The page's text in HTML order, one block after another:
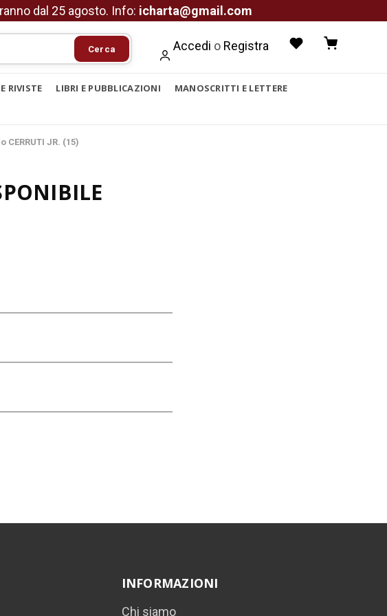
dal 25 agosto. Info: icharta@gmail.com
Cerca Accedi o Registra
RIVISTE LIBRI E PUBBLICAZIONI
MANOSCRITTI E LETTERE
JR. (15)
INFORMAZIONI
Chi siamo